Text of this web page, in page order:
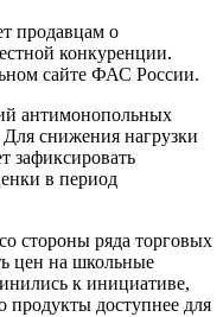
продавцам о
конкуренции.
сайте ФАС России.
антимонопольных
снижения нагрузки
зафиксировать
в период
стороны ряда торговых
цен на школьные
к инициативе,
продукты доступнее для